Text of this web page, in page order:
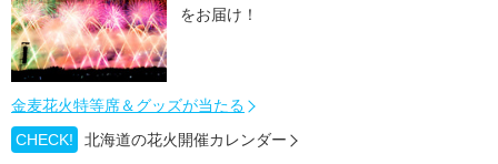
をお届け！
金麦花火特等席＆グッズが当たる
CHECK!
北海道の花火開催カレンダー